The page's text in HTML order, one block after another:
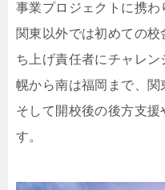
事業プロジェクトに携わ
関東以外では初めての
ち上げ責任者にチャレ
幌から南は福岡まで、関
そして開校後の後方支援
す。